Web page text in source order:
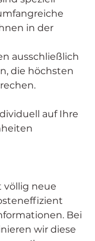
in der
ausschließlich
die höchsten
auf Ihre
völlig neue
Bei
wir diese